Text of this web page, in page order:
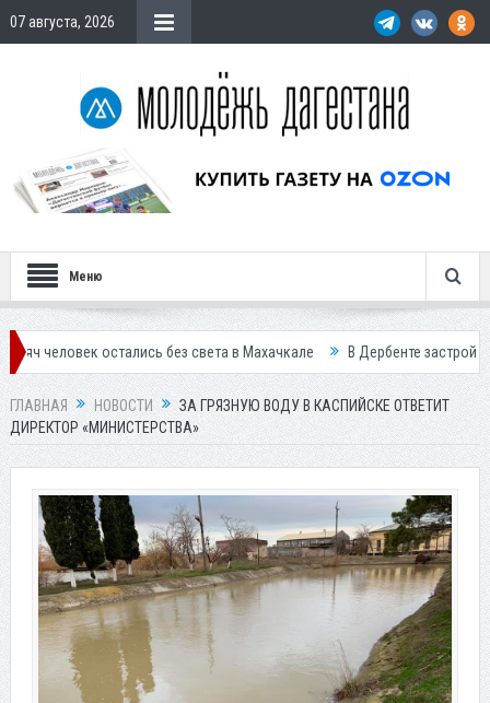
07 августа, 2026
Меню
остались без света в Махачкале В Дербенте застройщик осужден
ГЛАВНАЯ НОВОСТИ
ЗА ГРЯЗНУЮ ВОДУ В КАСПИЙСКЕ ОТВЕТИТ
ДИРЕКТОР «МИНИСТЕРСТВА»